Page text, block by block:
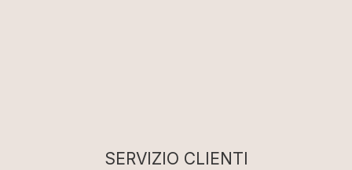
SERVIZIO CLIENTI
Iscriviti alla nostra Newsletter e ricevi subito uno sconto